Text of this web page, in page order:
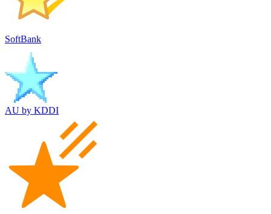
SoftBank
AU by KDDI